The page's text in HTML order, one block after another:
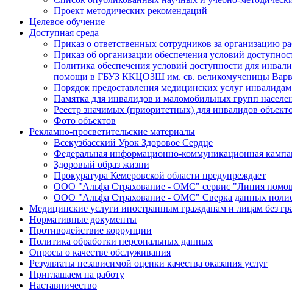
Проект методических рекомендаций
Целевое обучение
Доступная среда
Приказ о ответственных сотрудников за
Приказ об организации обеспечения условий
Политика обеспечения условий доступности для
помощи в ГБУЗ ККЦОЗШ им. св. великомученицы
Порядок предоставления медицинских услуг
Памятка для инвалидов и маломобильных групп
Реестр значимых (приоритетных) для инвалидов
Фото объектов
Рекламно-просветительские материалы
Всекузбасский Урок Здоровое Сердце
Федеральная информационно-коммуникационная
Здоровый образ жизни
Прокуратура Кемеровской области предупреждает
ООО "Альфа Страхование - ОМС" сервис "Линия
ООО "Альфа Страхование - ОМС" Сверка данных
Медицинские услуги иностранным гражданам и лицам без
Нормативные документы
Противодействие коррупции
Политика обработки персональных данных
Опросы о качестве обслуживания
Результаты независимой оценки качества оказания услуг
Приглашаем на работу
Наставничество